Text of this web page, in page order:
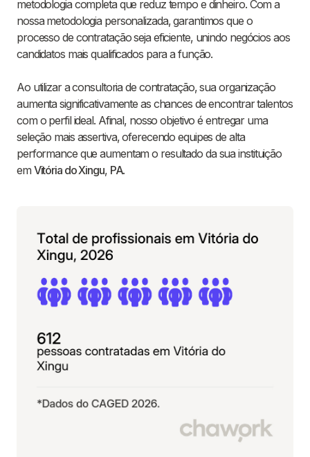
metodologia completa que reduz tempo e dinheiro. Com a
nossa metodologia personalizada, garantimos que o
processo de contratação seja eficiente, unindo negócios aos
candidatos mais qualificados para a função.
Ao utilizar a consultoria de contratação, sua organização
aumenta significativamente as chances de encontrar talentos
com o perfil ideal. Afinal, nosso objetivo é entregar uma
seleção mais assertiva, oferecendo equipes de alta
performance que aumentam o resultado da sua instituição
em Vitória do Xingu, PA.